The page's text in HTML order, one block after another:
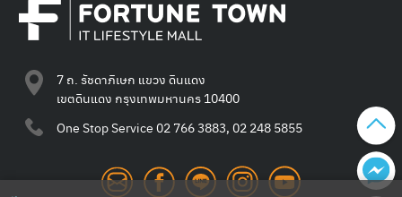
7 ถ. รัชดาภิเษก แขวง ดินแดง
เขตดินแดง กรุงเทพมหานคร 10400
One Stop Service 02 766 3883, 02 248 5855